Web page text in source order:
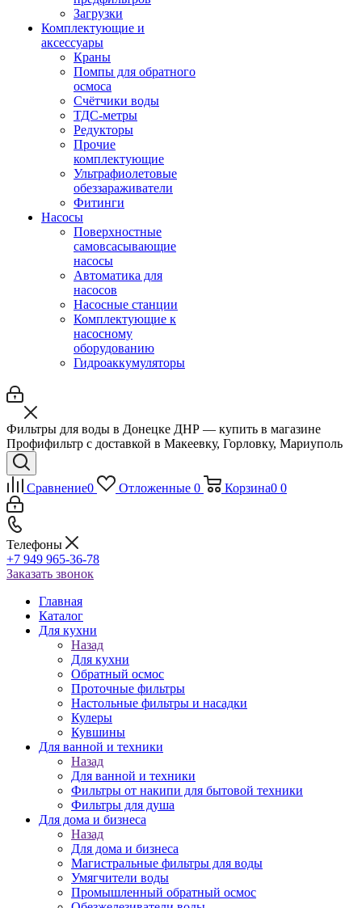
Загрузки
Комплектующие и
аксессуары
Краны
Помпы для обратного
осмоса
Счётчики воды
ТДС-метры
Редукторы
Прочие
комплектующие
Ультрафиолетовые
обеззараживатели
Фитинги
Насосы
Поверхностные
самовсасывающие
насосы
Автоматика для
насосов
Насосные станции
Комплектующие к
насосному
оборудованию
Гидроаккумуляторы
Фильтры для воды в Донецке ДНР — купить в магазине
Профифильтр с доставкой в Макеевку, Горловку, Мариуполь
Сравнение0 Отложенные 0 Корзина0 0
Телефоны
+7 949 965-36-78
Заказать звонок
Главная
Каталог
Для кухни
Назад
Для кухни
Обратный осмос
Проточные фильтры
Настольные фильтры и насадки
Кулеры
Кувшины
Для ванной и техники
Назад
Для ванной и техники
Фильтры от накипи для бытовой техники
Фильтры для душа
Для дома и бизнеса
Назад
Для дома и бизнеса
Магистральные фильтры для воды
Умягчители воды
Промышленный обратный осмос